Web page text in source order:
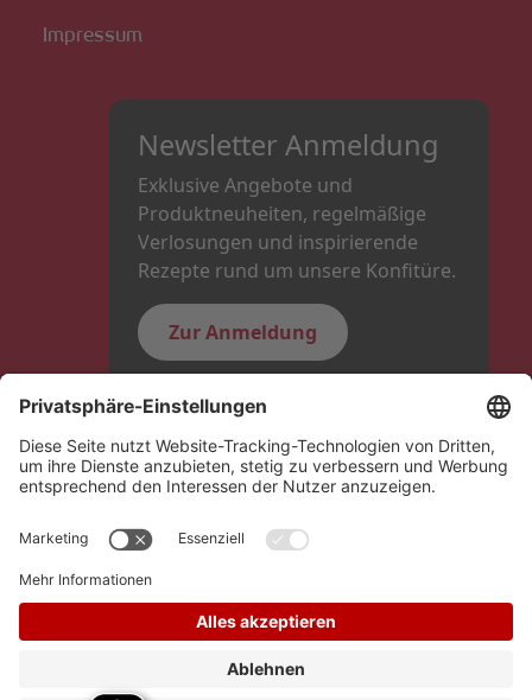
Impressum
Newsletter Anmeldung
Exklusive Angebote und
Produktneuheiten, regelmäßige
Verlosungen und inspirierende
Rezepte rund um unsere Konfitüre.
Zur Anmeldung
Folge uns
Hero Global
Copyright © Schwartauer Werke 2026